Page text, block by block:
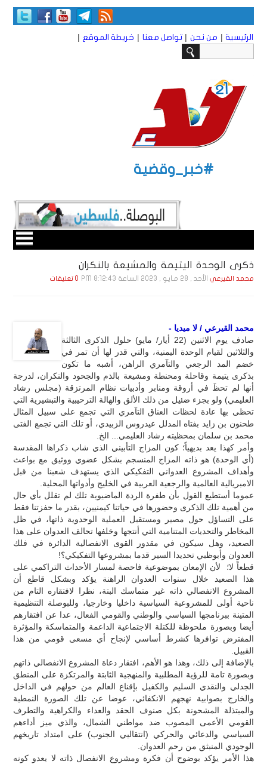
الرئيسية | من نحن | تواصل معنا | خريطة الموقع |
#خبر_وقضية
ذكرى الوحدة اليتيمة والمشيعة بالنكران
محمد القيرعي الأحد , 28 مـايـو , 2023 الساعة 8:12:43 PM 0 تعليقات
محمد القيرعي / لا ميديا -
صادف يوم الاثنين (22 أيار/ مايو) حلول الذكرى الثالثة
والثلاثين لقيام الوحدة اليمنية، والتي قدر لها أن تمر في
خضم المد الرجعي والتآمري الراهن، أشبه ما تكون
بذكرى يتيمة وقاحلة ومحنطة ومشيعة بالذم والجحود والنكران، لدرجة
أنها لم تحظَ في أروقة ومنابر وأدبيات نظام المرتزقة (مجلس رشاد
العليمي) ولو بجزء ضئيل من ذلك الألق والهالة الترحيبية والتبشيرية التي
تحظى بها عادة لحظات العناق التآمري التي تجمع على سبيل المثال
طحنون بن زايد بفتاه المدلل عيدروس الزبيدي، أو تلك التي تجمع الفتى
محمد بن سلمان بمحظيته رشاد العليمي... الخ.
وأمر كهذا يعد بديهياً؛ كون المزاج التأبيني الذي شاب ذكراها المقدسة
(أي الوحدة) هو ذاته المزاج المنسجم بشكل عضوي ووثيق مع بواعث
وأهداف المشروع العدواني التفكيكي الذي يستهدف شعبنا من قبل
الامبريالية العالمية والرجعية العربية في الخليج وأدواتها المحلية.
عموما أستطيع القول بأن طفرة الردة الماضيوية تلك لم تقلل بأي حال
من أهمية تلك الذكرى وحضورها في حياتنا كيمنيين، بقدر ما حفزتنا فقط
على التساؤل حول مصير ومستقبل العملية الوحدوية ذاتها، في ظل
المخاطر والتحديات المتنامية التي أنتجها وخلفها تحالف العدوان على هذا
الصعيد، وهل سيكون في مقدور القوى الانفصالية الدائرة في فلك
العدوان وأبوظبي تحديدا السير قدما بمشروعها التفكيكي؟!
قطعاً لا؛ لأن الإمعان بموضوعية فاحصة لمسار الأحداث التراكمي على
هذا الصعيد خلال سنوات العدوان الراهنة يؤكد وبشكل قاطع أن
المشروع الانفصالي ذاته غير متماسك البتة، نظرا لافتقاره التام من
ناحية أولى للمشروعية السياسية داخليا وخارجيا، وللبوصلة التنظيمية
المتينة ببرنامجها السياسي والوطني والقومي الفعال، عدا عن افتقارهم
أيضا وبصورة ملحوظة للكتلة الاجتماعية الداعمة والمتماسكة والمؤثرة
المفترض توافرها كشرط أساسي لإنجاح أي مسعى قومي من هذا
القبيل.
بالإضافة إلى ذلك، وهذا هو الأهم، افتقار دعاة المشروع الانفصالي ذاتهم
وبصورة تامة للرؤية المطلبية والمنهجية الثابتة والمرتكزة على المنطق
الجدلي والنقدي السليم والكفيل بإقناع العالم من حولهم في الداخل
والخارج بصوابية نهجهم الانكفائي، عوضا عن تلك الصورة النمطية
والمبتذلة المشحونة بكل صنوف الحقد والعداء والكراهية والتطرف
القومي الأعمى المصوب ضد مواطني الشمال، والذي ميز أداءهم
السياسي والدعائي والحركي (انتقاليي الجنوب) على امتداد تاريخهم
الوجودي المنبثق من رحم العدوان.
هذا الأمر يؤكد بوضوح أن فكرة ومشروع الانفصال ذاته لا يعدو كونه